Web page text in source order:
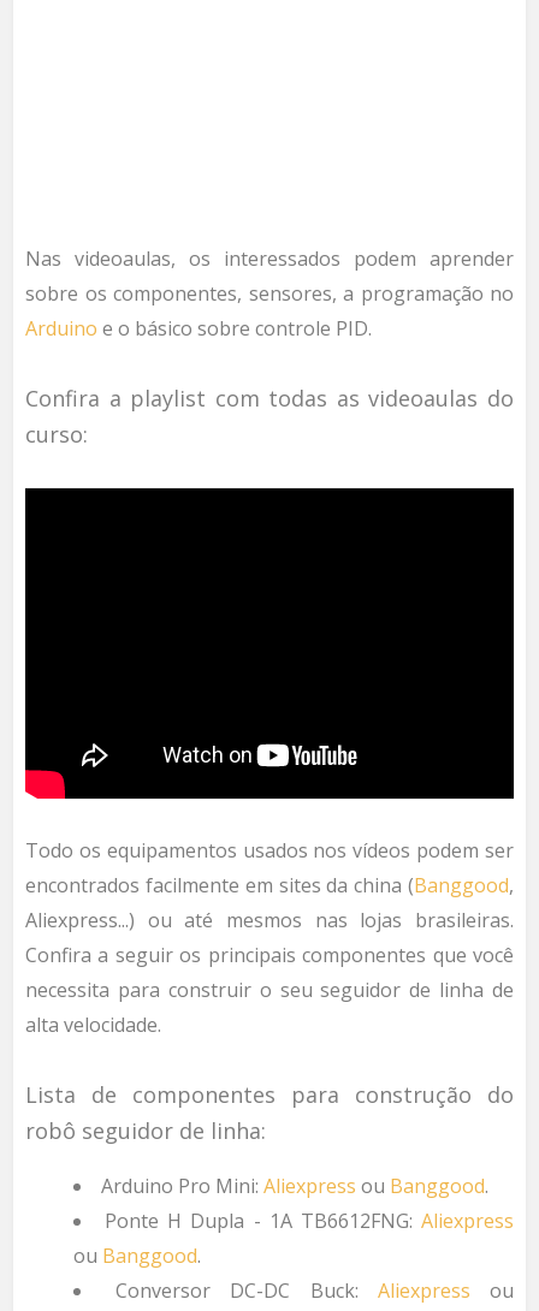
Nas videoaulas, os interessados podem aprender
sobre os componentes, sensores, a programação no
Arduino e o básico sobre controle PID.
Confira a playlist com todas as videoaulas do
curso:
Todo os equipamentos usados nos vídeos podem ser
encontrados facilmente em sites da china (Banggood,
Aliexpress...) ou até mesmos nas lojas brasileiras.
Confira a seguir os principais componentes que você
necessita para construir o seu seguidor de linha de
alta velocidade.
Lista de componentes para construção do
robô seguidor de linha:
Arduino Pro Mini: Aliexpress ou Banggood.
Ponte H Dupla - 1A TB6612FNG:Aliexpress
ou Banggood.
Conversor DC-DC Buck: Aliexpress ou